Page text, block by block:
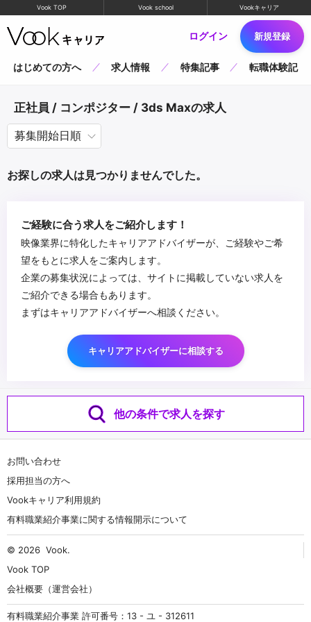
Vook TOP Vook school Vookキャリア
ログイン 新規登録
はじめての方へ 求人情報 特集記事 転職体験記
正社員 / コンポジター / 3ds Maxの求人
お探しの求人は見つかりませんでした。
ご経験に合う求人をご紹介します！
映像業界に特化したキャリアアドバイザーが、ご経験やご希
望をもとに求人をご案内します。
企業の募集状況によっては、サイトに掲載していない求人を
ご紹介できる場合もあります。
まずはキャリアアドバイザーへ相談ください。
キャリアアドバイザーに相談する
他の条件で求人を探す
お問い合わせ
採用担当の方へ
Vookキャリア利用規約
有料職業紹介事業に関する情報開示について
© 2026 Vook.
Vook TOP
会社概要（運営会社）
有料職業紹介事業 許可番号：13 - ユ - 312611